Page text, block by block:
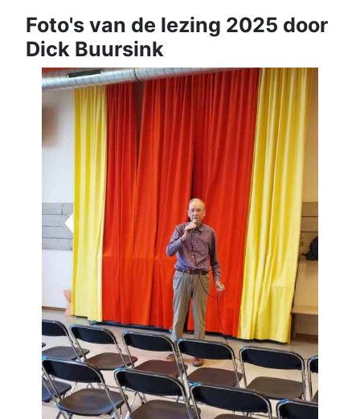
Foto's van de lezing 2025 door
Dick Buursink